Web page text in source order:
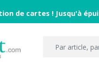
de cartes ! Jusqu'à